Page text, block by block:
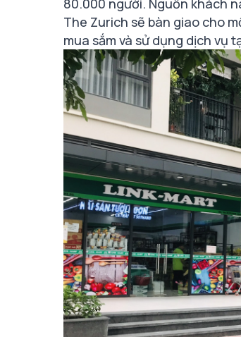
80.000 người. Nguồn khách
The Zurich sẽ bàn giao cho
mua sắm và sử dụng dịch vụ